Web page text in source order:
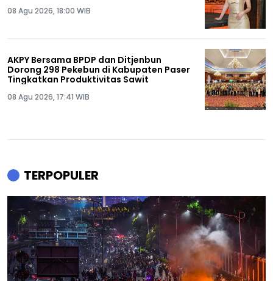
08 Agu 2026, 18:00 WIB
AKPY Bersama BPDP dan Ditjenbun
Dorong 298 Pekebun di Kabupaten Paser
Tingkatkan Produktivitas Sawit
08 Agu 2026, 17:41 WIB
TERPOPULER